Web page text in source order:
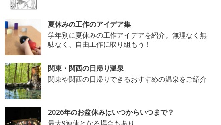
夏休みの工作のアイデア集
学年別に夏休みの工作アイデアを紹介。無理なく無
駄なく、自由工作に取り組もう！
関東・関西の日帰り温泉
関東や関西の日帰りできるおすすめの温泉をご紹介
2026年のお盆休みはいつからいつまで？
最大9連休となる場合もあり